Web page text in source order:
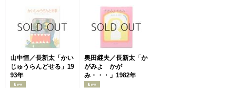
山中恒／長新太「かい
じゅうらんどせる」19
93年
奥田継夫／長新太「か
がみよ かが
み・・・」1982年